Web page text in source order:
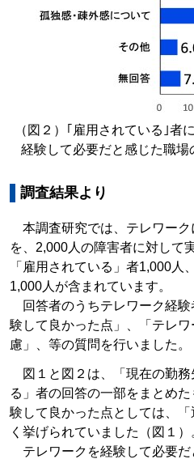
（図２）｢雇用されている｣者
経験して必要だと感じた職場
調査結果より
本調査研究では、テレワー
を、2,000人の障害者に対して
「雇用されている」者1,000人
1,000人が含まれています。
回答者のうちテレワーク経験
験して良かった点」、「テレ
慮」、等の質問を行いました。
図１と図２は、「現在の勤
る」者の回答の一部をまとめ
験して良かった点としては、
く挙げられていました（図１）
テレワークを経験して必要だ